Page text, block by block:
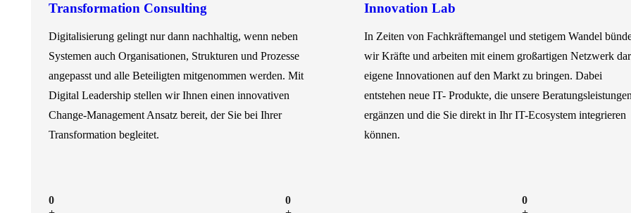
Transformation Consulting
Digitalisierung gelingt nur dann nachhaltig, wenn neben
Systemen auch Organisationen, Strukturen und Prozesse
angepasst und alle Beteiligten mitgenommen werden. Mit
Digital Leadership stellen wir Ihnen einen innovativen
Change-Management Ansatz bereit, der Sie bei Ihrer
Transformation begleitet.
Innovation Lab
In Zeiten von Fachkräftemangel und stetigem Wandel
wir Kräfte und arbeiten mit einem großartigen Netzwerk
eigene Innovationen auf den Markt zu bringen. Dabei
entstehen neue IT- Produkte, die unsere Beratungsleistungen
ergänzen und die Sie direkt in Ihr IT-Ecosystem integrieren
können.
0
0
0